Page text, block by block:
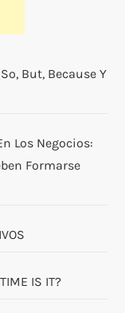
But, Because Y
Los Negocios:
Formarse
IS IT?